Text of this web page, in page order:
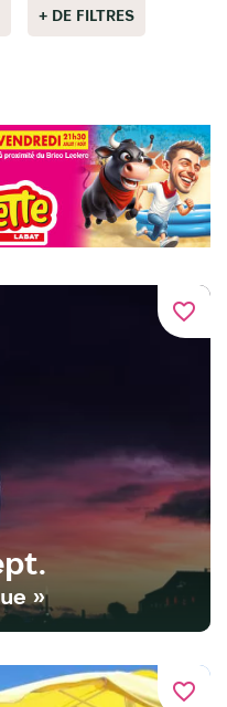
+ DE FILTRES
favorite_border
»
favorite_border